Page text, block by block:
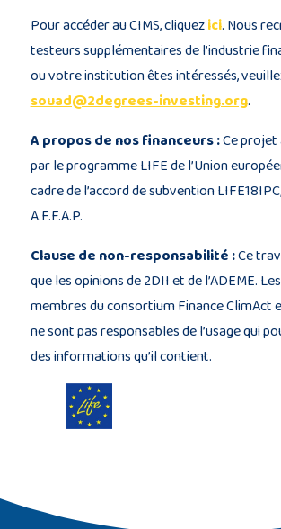
Pour accéder au CIMS, cliquezici. Nous
testeurs supplémentaires de l’industrie
ou votre institution êtes intéressés,
souad@2degrees-investing.org.
A propos de nos financeurs :Ce projet
par le programme LIFE de l’Union
cadre de l’accord de subvention
A.F.F.A.P.
Clause de non-responsabilité :Ce
que les opinions de 2DII et de l’ADEME.
membres du consortium Finance ClimAct
ne sont pas responsables de l’usage qui
des informations qu’il contient.